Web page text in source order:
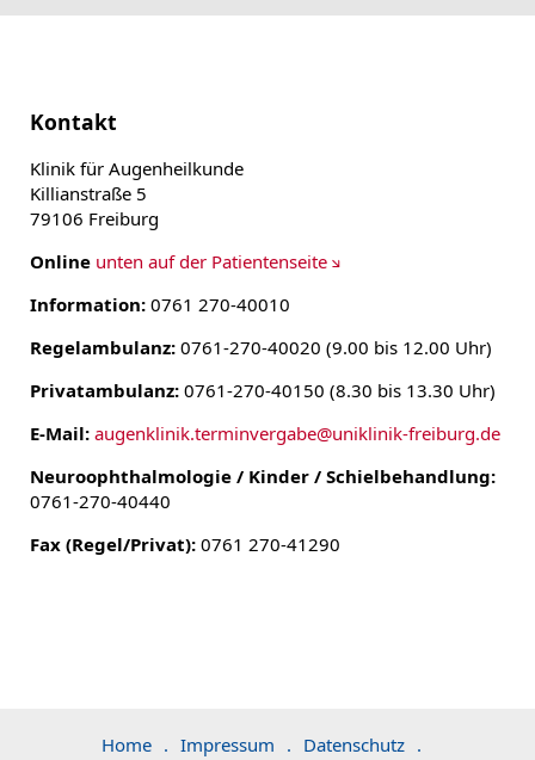
Kontakt
Klinik für Augenheilkunde
Killianstraße 5
79106 Freiburg
Online unten auf der Patientenseite
Information: 0761 270-40010
Regelambulanz: 0761-270-40020 (9.00 bis 12.00 Uhr)
Privatambulanz: 0761-270-40150 (8.30 bis 13.30 Uhr)
E-Mail: augenklinik.terminvergabe@uniklinik-freiburg.de
Neuroophthalmologie / Kinder / Schielbehandlung:
0761-270-40440
Fax (Regel/Privat): 0761 270-41290
Home . Impressum . Datenschutz .